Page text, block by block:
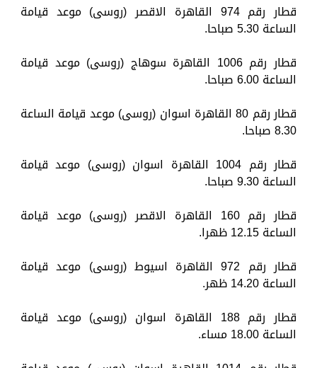
قطار رقم 974 القاهرة الاقصر (روسى) موعد قيامة
الساعة 5.30 صباحا.
قطار رقم 1006 القاهرة سوهاج (روسى) موعد قيامة
الساعة 6.00 صباحا.
قطار رقم 80 القاهرة اسوان (روسى) موعد قيامة الساعة
8.30 صباحا.
قطار رقم 1004 القاهرة اسوان (روسى) موعد قيامة
الساعة 9.30 صباحا.
قطار رقم 160 القاهرة الاقصر (روسى) موعد قيامة
الساعة 12.15 ظهرا.
قطار رقم 972 القاهرة اسيوط (روسى) موعد قيامة
الساعة 14.20 ظهر.
قطار رقم 188 القاهرة اسوان (روسى) موعد قيامة
الساعة 18.00 مساء.